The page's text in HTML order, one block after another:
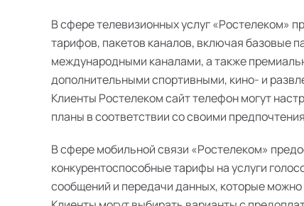
В сфере телевизионных услуг «Ростелеком»
тарифов, пакетов каналов, включая базовые
международными каналами, а также
дополнительными спортивными, кино- и
Клиенты Ростелеком сайт телефон могут
планы в соответствии со своими
В сфере мобильной связи «Ростелеком»
конкурентоспособные тарифы на услуги
сообщений и передачи данных, которые